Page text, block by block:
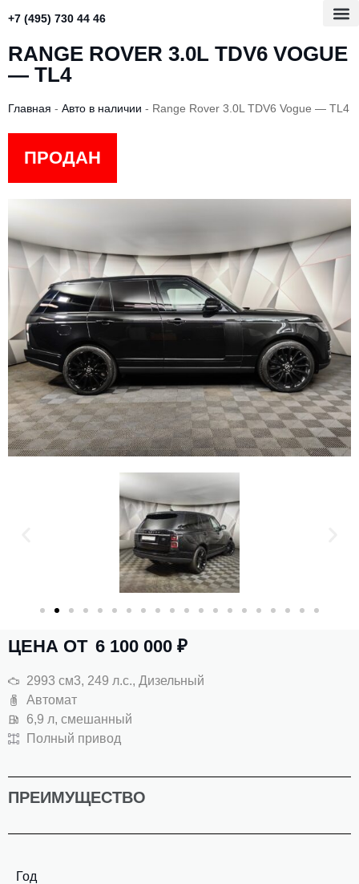
+7 (495) 730 44 46
RANGE ROVER 3.0L TDV6 VOGUE
— TL4
Главная - Авто в наличии - Range Rover 3.0L TDV6 Vogue — TL4
ПРОДАН
ЦЕНА ОТ 6 100 000 ₽
2993 см3, 249 л.с., Дизельный
Автомат
6,9 л, смешанный
Полный привод
ПРЕИМУЩЕСТВО
Год